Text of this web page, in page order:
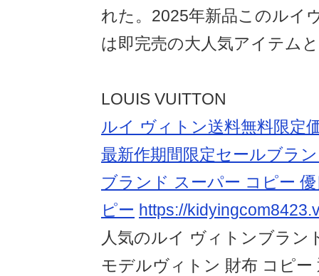
れた。2025年新品このルイ
は即完売の大人気アイテム
LOUIS VUITTON
ルイ ヴィトン送料無料限定
最新作期間限定セールブラ
ブランド スーパー コピー
ピー https://
人気のルイ ヴィトンブラン
モデルヴィトン 財布 コピ